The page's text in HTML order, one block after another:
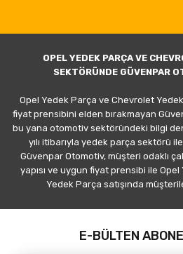
OPEL YEDEK PARÇA VE
SEKTÖRÜNDE GÜVENPAR
Opel Yedek Parça ve Chevrolet
fiyat prensibini elden bırakmayan
bu yana otomotiv sektöründeki bilgi
yılı itibarıyla yedek parça sektörü
Güvenpar Otomotiv, müşteri odaklı
yapısı ve uygun fiyat prensibi ile
Yedek Parça satışında
E-BÜLTEN